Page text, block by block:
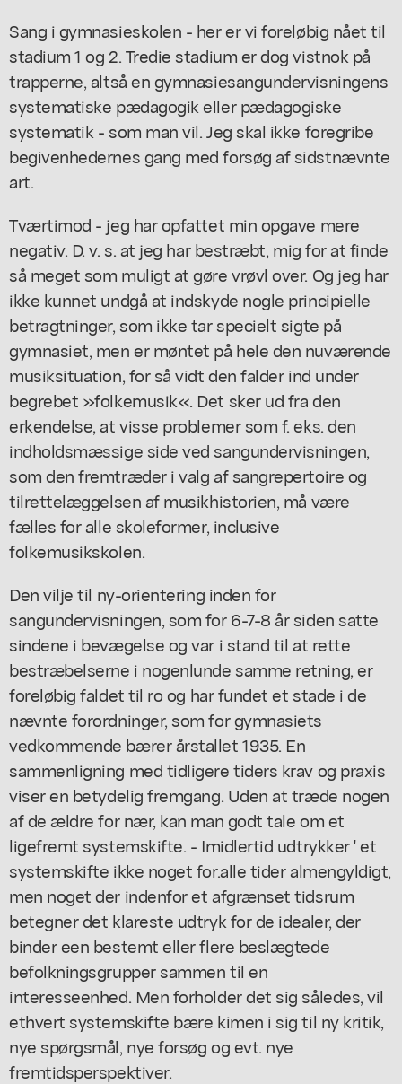
Sang i gymnasieskolen - her er vi foreløbig nået til
stadium 1 og 2. Tredie stadium er dog vistnok på
trapperne, altså en gymnasiesangundervisningens
systematiske pædagogik eller pædagogiske
systematik - som man vil. Jeg skal ikke foregribe
begivenhedernes gang med forsøg af sidstnævnte
art.
Tværtimod - jeg har opfattet min opgave mere
negativ. D. v. s. at jeg har bestræbt, mig for at finde
så meget som muligt at gøre vrøvl over. Og jeg har
ikke kunnet undgå at indskyde nogle principielle
betragtninger, som ikke tar specielt sigte på
gymnasiet, men er møntet på hele den nuværende
musiksituation, for så vidt den falder ind under
begrebet »folkemusik«. Det sker ud fra den
erkendelse, at visse problemer som f. eks. den
indholdsmæssige side ved sangundervisningen,
som den fremtræder i valg af sangrepertoire og
tilrettelæggelsen af musikhistorien, må være
fælles for alle skoleformer, inclusive
folkemusikskolen.
Den vilje til ny-orientering inden for
sangundervisningen, som for 6-7-8 år siden satte
sindene i bevægelse og var i stand til at rette
bestræbelserne i nogenlunde samme retning, er
foreløbig faldet til ro og har fundet et stade i de
nævnte forordninger, som for gymnasiets
vedkommende bærer årstallet 1935. En
sammenligning med tidligere tiders krav og praxis
viser en betydelig fremgang. Uden at træde nogen
af de ældre for nær, kan man godt tale om et
ligefremt systemskifte. - Imidlertid udtrykker ' et
systemskifte ikke noget for.alle tider almengyldigt,
men noget der indenfor et afgrænset tidsrum
betegner det klareste udtryk for de idealer, der
binder een bestemt eller flere beslægtede
befolkningsgrupper sammen til en
interesseenhed. Men forholder det sig således, vil
ethvert systemskifte bære kimen i sig til ny kritik,
nye spørgsmål, nye forsøg og evt. nye
fremtidsperspektiver.